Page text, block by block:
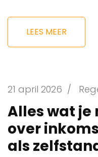
LEES MEER
21 april 2026 /
Alles wat je
over
als